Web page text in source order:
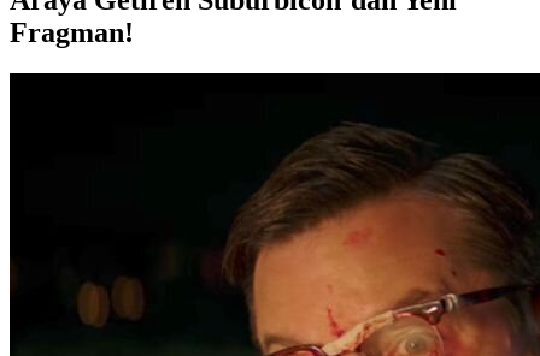
Fragman!